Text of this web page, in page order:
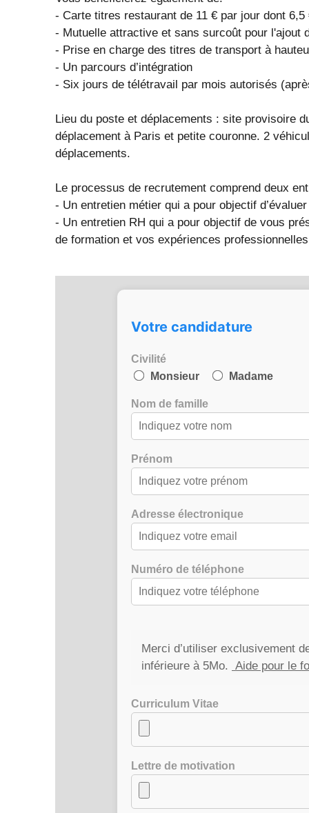
- Carte titres restaurant de 11 € par jour dont
- Mutuelle attractive et sans surcoût pour l'ajout
- Prise en charge des titres de transport à
- Un parcours d’intégration
- Six jours de télétravail par mois autorisés
Lieu du poste et déplacements : site provisoire
déplacement à Paris et petite couronne. 2
déplacements.
Le processus de recrutement comprend deux
- Un entretien métier qui a pour objectif
- Un entretien RH qui a pour objectif de vous
de formation et vos expériences
Votre candidature
Civilité
Monsieur
Madame
Nom de famille
Prénom
Adresse électronique
Numéro de téléphone
Merci d’utiliser exclusivement
inférieure à 5Mo. Aide pour le
Curriculum Vitae
Lettre de motivation